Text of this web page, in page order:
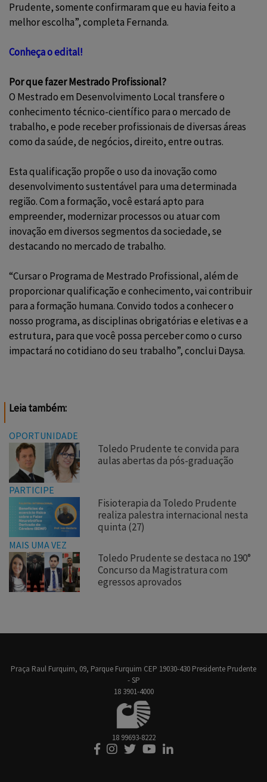
Prudente, somente confirmaram que eu havia feito a
melhor escolha”, completa Fernanda.
Conheça o edital!
Por que fazer Mestrado Profissional?
O Mestrado em Desenvolvimento Local transfere o
conhecimento técnico-científico para o mercado de
trabalho, e pode receber profissionais de diversas áreas
como da saúde, de negócios, direito, entre outras.
Esta qualificação propõe o uso da inovação como
desenvolvimento sustentável para uma determinada
região. Com a formação, você estará apto para
empreender, modernizar processos ou atuar com
inovação em diversos segmentos da sociedade, se
destacando no mercado de trabalho.
“Cursar o Programa de Mestrado Profissional, além de
proporcionar qualificação e conhecimento, vai contribuir
para a formação humana. Convido todos a conhecer o
nosso programa, as disciplinas obrigatórias e eletivas e a
estrutura, para que você possa perceber como o curso
impactará no cotidiano do seu trabalho”, conclui Daysa.
Leia também:
OPORTUNIDADE
Toledo Prudente te convida para
aulas abertas da pós-graduação
PARTICIPE
Fisioterapia da Toledo Prudente
realiza palestra internacional nesta
quinta (27)
MAIS UMA VEZ
Toledo Prudente se destaca no 190°
Concurso da Magistratura com
egressos aprovados
Praça Raul Furquim, 09, Parque Furquim CEP 19030-430 Presidente Prudente
- SP
18 3901-4000
18 99693-8222